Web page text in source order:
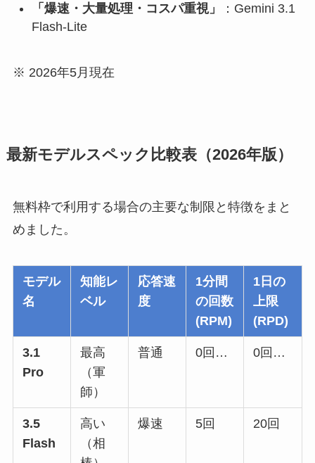
「爆速・大量処理・コスパ重視」
：Gemini 3.1
Flash-Lite
※ 2026年5月現在
最新モデルスペック比較表（2026年版）
無料枠で利用する場合の主要な制限と特徴をまと
めました。
モデル
名
知能レ
ベル
応答速
度
1分間
の回数
(RPM)
1日の
上限
(RPD)
3.1
Pro
最高
（軍
師）
普通 0回… 0回…
3.5
Flash
高い
（相
爆速 5回 20回